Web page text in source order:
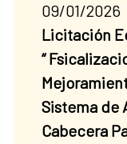
09/01/2026
Licitación
“
Sistema de
Cabecera